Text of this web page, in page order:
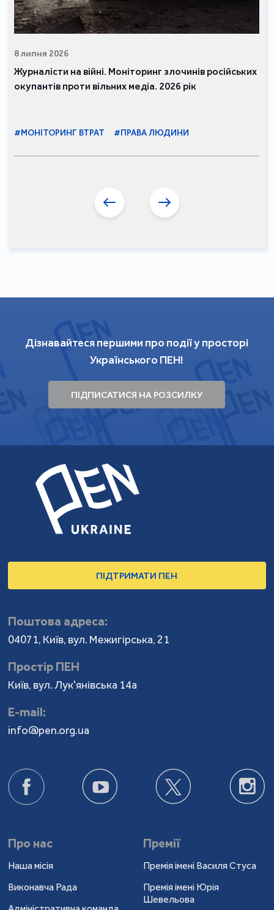
8 липня 2026
Журналісти на війні. Моніторинг злочинів російських
окупантів проти вільних медіа. 2026 рік
#МОНІТОРИНГ ВТРАТ #ПРАВА ЛЮДИНИ
Дізнавайтеся першими про події у просторі
Українського ПЕН!
ПІДПИСАТИСЯ НА РОЗСИЛКУ
ПІДТРИМАТИ ПЕН
Поштова адреса:
04071, Київ, вул. Межигірська, 21
Простір ПЕН
Київ, вул. Лук'янівська 14а
Е-mail:
info@pen.org.ua
Про нас
Наша місія
Виконавча Рада
Премії
Премія імені Василя Стуса
Премія імені Юрія
Шевельова